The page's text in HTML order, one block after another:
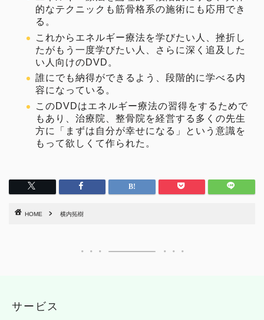
的なテクニックも筋骨格系の施術にも応用でき
る。
これからエネルギー療法を学びたい人、挫折し
たがもう一度学びたい人、さらに深く追及した
い人向けのDVD。
誰にでも納得ができるよう、段階的に学べる内
容になっている。
このDVDはエネルギー療法の習得をするためで
もあり、治療院、整骨院を経営する多くの先生
方に「まずは自分が幸せになる」という意識を
もって欲しくて作られた。
HOME 横内拓樹
サービス